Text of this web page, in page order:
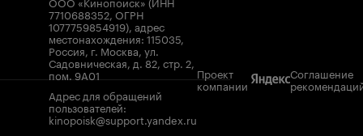
7710688352, ОГРН
1077759854919), адрес
местонахождения: 115035,
Россия, г. Москва, ул.
Садовническая, д. 82, стр. 2,
пом. 9А01
Адрес для обращений
пользователей:
kinopoisk@support.yandex.ru
Проект
компании
Соглашение